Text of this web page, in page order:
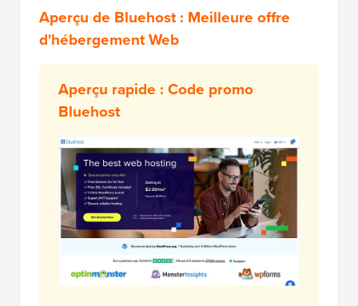
Aperçu de Bluehost : Meilleure offre
d'hébergement Web
Aperçu rapide : Code promo
Bluehost